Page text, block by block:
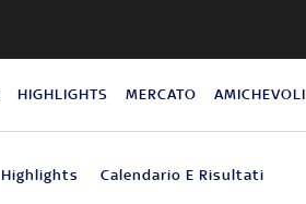
HIGHLIGHTS MERCATO AMICHEVOLI
Highlights Calendario E Risultati